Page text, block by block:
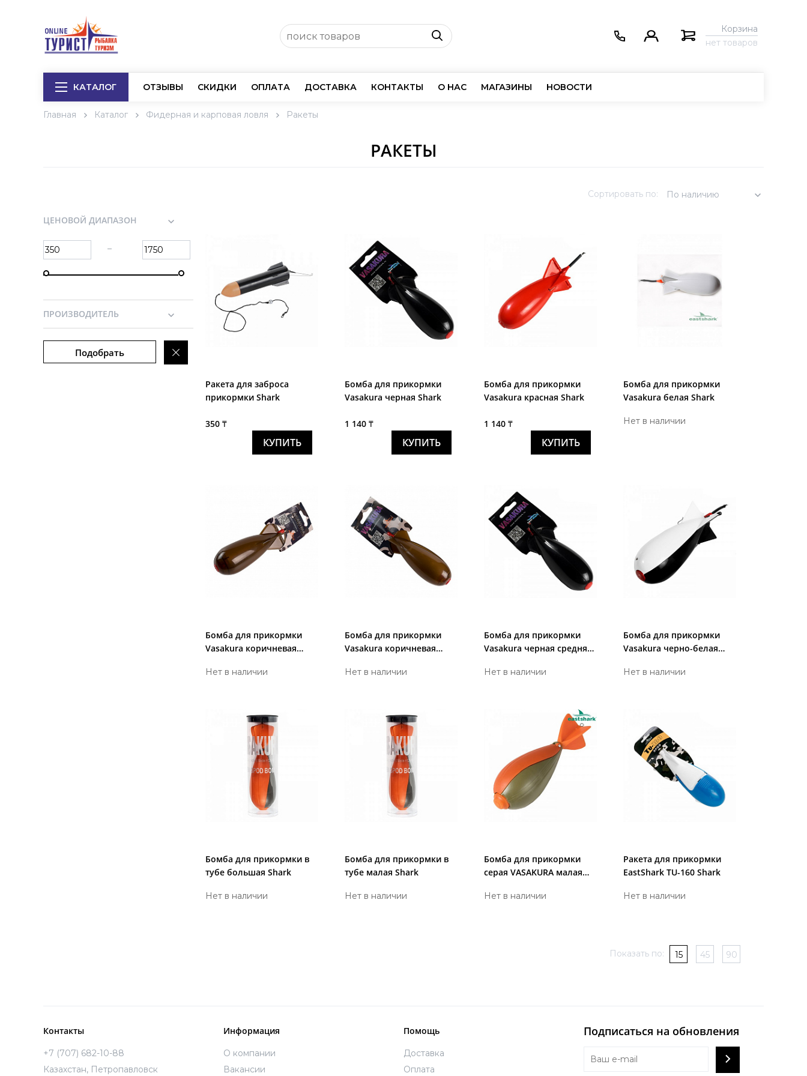
Корзина
нет товаров
КАТАЛОГ ОТЗЫВЫ СКИДКИ ОПЛАТА ДОСТАВКА КОНТАКТЫ О НАС МАГАЗИНЫ НОВОСТИ
Главная Каталог Фидерная и карповая ловля Ракеты
РАКЕТЫ
ЦЕНОВОЙ ДИАПАЗОН
–
ПРОИЗВОДИТЕЛЬ
Подобрать
Сортировать по: По наличию
Ракета для заброса
прикормки Shark
350 ₸
КУПИТЬ
Бомба для прикормки
Vasakura черная Shark
1 140 ₸
КУПИТЬ
Бомба для прикормки
Vasakura красная Shark
1 140 ₸
КУПИТЬ
Бомба для прикормки
Vasakura белая Shark
Нет в наличии
Бомба для прикормки
Vasakura коричневая
Нет в наличии
Бомба для прикормки
Vasakura коричневая
Нет в наличии
Бомба для прикормки
Vasakura черная средняя
Нет в наличии
Бомба для прикормки
Vasakura черно-белая
Нет в наличии
Бомба для прикормки в
тубе большая Shark
Нет в наличии
Бомба для прикормки в
тубе малая Shark
Нет в наличии
Бомба для прикормки
серая VASAKURA малая
Нет в наличии
Ракета для прикормки
EastShark TU-160 Shark
Нет в наличии
Показать по: 15 45 90
Контакты
+7 (707) 682-10-88
Казахстан, Петропавловск
Информация
О компании
Вакансии
Помощь
Доставка
Оплата
Подписаться на обновления